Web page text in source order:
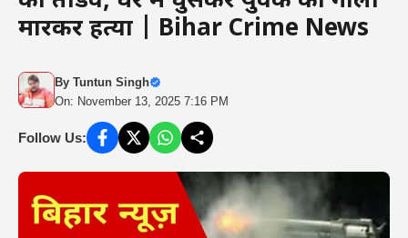
मारकर हत्या | Bihar Crime News
By Tuntun Singh
On: November 13, 2025 7:16 PM
Follow Us: